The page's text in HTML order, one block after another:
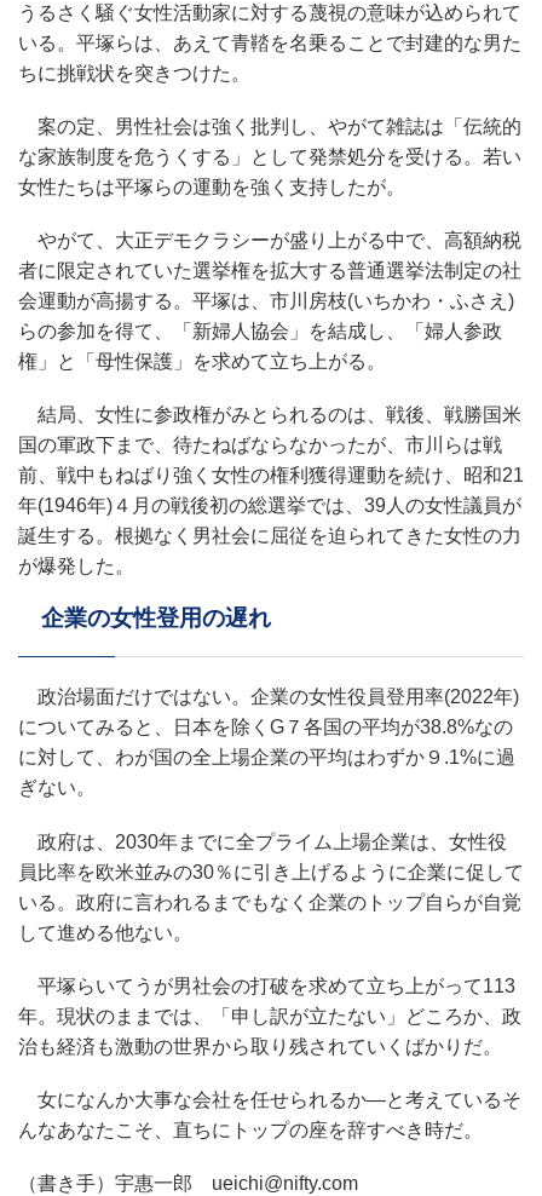
うるさく騒ぐ女性活動家に対する蔑視の意味が込められて
いる。平塚らは、あえて青鞜を名乗ることで封建的な男た
ちに挑戦状を突きつけた。
案の定、男性社会は強く批判し、やがて雑誌は「伝統的
な家族制度を危うくする」として発禁処分を受ける。若い
女性たちは平塚らの運動を強く支持したが。
やがて、大正デモクラシーが盛り上がる中で、高額納税
者に限定されていた選挙権を拡大する普通選挙法制定の社
会運動が高揚する。平塚は、市川房枝(いちかわ・ふさえ)
らの参加を得て、「新婦人協会」を結成し、「婦人参政
権」と「母性保護」を求めて立ち上がる。
結局、女性に参政権がみとられるのは、戦後、戦勝国米
国の軍政下まで、待たねばならなかったが、市川らは戦
前、戦中もねばり強く女性の権利獲得運動を続け、昭和21
年(1946年)４月の戦後初の総選挙では、39人の女性議員が
誕生する。根拠なく男社会に屈従を迫られてきた女性の力
が爆発した。
企業の女性登用の遅れ
政治場面だけではない。企業の女性役員登用率(2022年)
についてみると、日本を除くG７各国の平均が38.8%なの
に対して、わが国の全上場企業の平均はわずか９.1%に過
ぎない。
政府は、2030年までに全プライム上場企業は、女性役
員比率を欧米並みの30％に引き上げるように企業に促して
いる。政府に言われるまでもなく企業のトップ自らが自覚
して進める他ない。
平塚らいてうが男社会の打破を求めて立ち上がって113
年。現状のままでは、「申し訳が立たない」どころか、政
治も経済も激動の世界から取り残されていくばかりだ。
女になんか大事な会社を任せられるか―と考えているそ
んなあなたこそ、直ちにトップの座を辞すべき時だ。
（書き手）宇惠一郎 ueichi@nifty.com